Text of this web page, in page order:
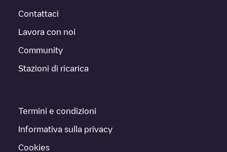
Contattaci
Lavora con noi
Community
Stazioni di ricarica
Termini e condizioni
Informativa sulla privacy
Cookies